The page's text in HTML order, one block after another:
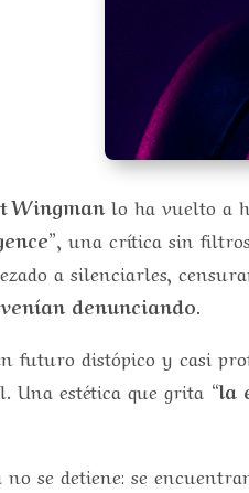
Wingman lo ha vuelto a
, una crítica sin filtros
a silenciarles,
denunciando.
futuro distópico y casi
Una estética que grita “la
se detiene: se